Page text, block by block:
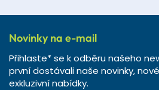
Novinky na e-mail
Přihlaste* se k odběru našeho
první dostávali naše novinky,
exkluzivní nabídky.